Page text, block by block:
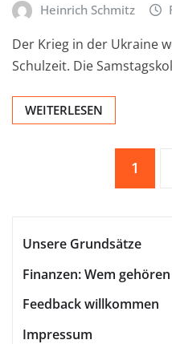
Heinrich Schmitz
Der Krieg in der Ukraine
Schulzeit. Die
WEITERLESEN
Beiträge
1
Unsere Grundsätze
Finanzen: Wem
Feedback willkommen
Impressum